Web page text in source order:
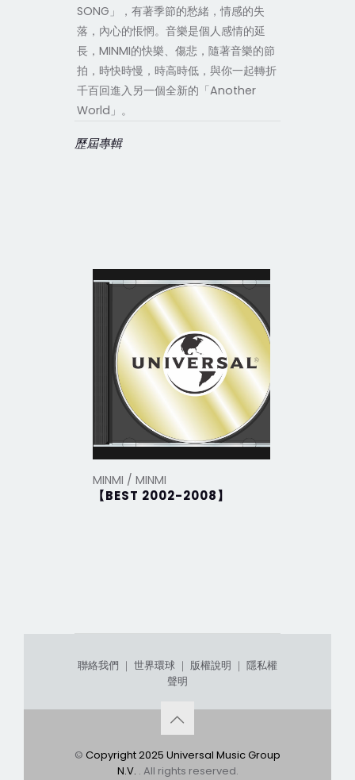
SONG」，有著季節的愁緒，情感的失
落，內心的悵惘。音樂是個人感情的延
長，MINMI的快樂、傷悲，隨著音樂的節
拍，時快時慢，時高時低，與你一起轉折
千百回進入另一個全新的「Another
World」。
歷屆專輯
MINMI / MINMI
【BEST 2002-2008】
聯絡我們 ｜ 世界環球 ｜ 版權說明 ｜ 隱私權
聲明
© Copyright 2025 Universal Music Group
N.V. . All rights reserved.